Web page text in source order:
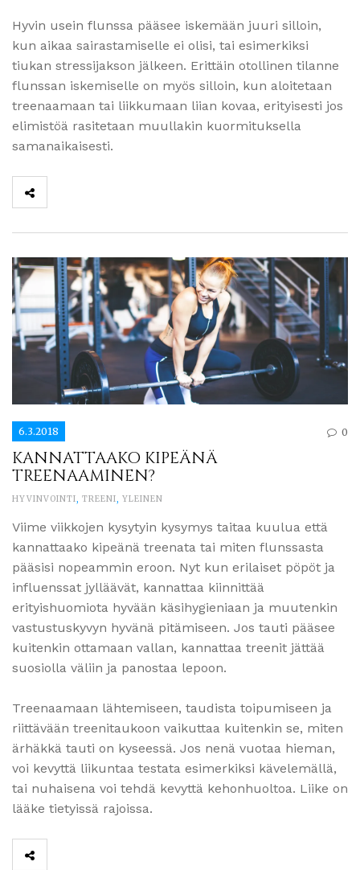
Hyvin usein flunssa pääsee iskemään juuri silloin,
kun aikaa sairastamiselle ei olisi, tai esimerkiksi
tiukan stressijakson jälkeen. Erittäin otollinen tilanne
flunssan iskemiselle on myös silloin, kun aloitetaan
treenaamaan tai liikkumaan liian kovaa, erityisesti jos
elimistöä rasitetaan muullakin kuormituksella
samanaikaisesti.
6.3.2018 0
KANNATTAAKO KIPEÄNÄ
TREENAAMINEN?
HYVINVOINTI, TREENI, YLEINEN
Viime viikkojen kysytyin kysymys taitaa kuulua että
kannattaako kipeänä treenata tai miten flunssasta
pääsisi nopeammin eroon. Nyt kun erilaiset pöpöt ja
influenssat jylläävät, kannattaa kiinnittää
erityishuomiota hyvään käsihygieniaan ja muutenkin
vastustuskyvyn hyvänä pitämiseen. Jos tauti pääsee
kuitenkin ottamaan vallan, kannattaa treenit jättää
suosiolla väliin ja panostaa lepoon.
Treenaamaan lähtemiseen, taudista toipumiseen ja
riittävään treenitaukoon vaikuttaa kuitenkin se, miten
ärhäkkä tauti on kyseessä. Jos nenä vuotaa hieman,
voi kevyttä liikuntaa testata esimerkiksi kävelemällä,
tai nuhaisena voi tehdä kevyttä kehonhuoltoa. Liike on
lääke tietyissä rajoissa.